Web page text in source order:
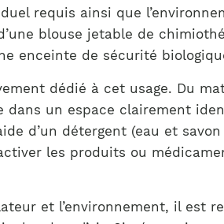
requis ainsi que
blouse jetable de
enceinte de sécurité
dédié à cet usage. Du
un espace clairement
d’un détergent (eau et
les produits ou
et l’environnement, il est